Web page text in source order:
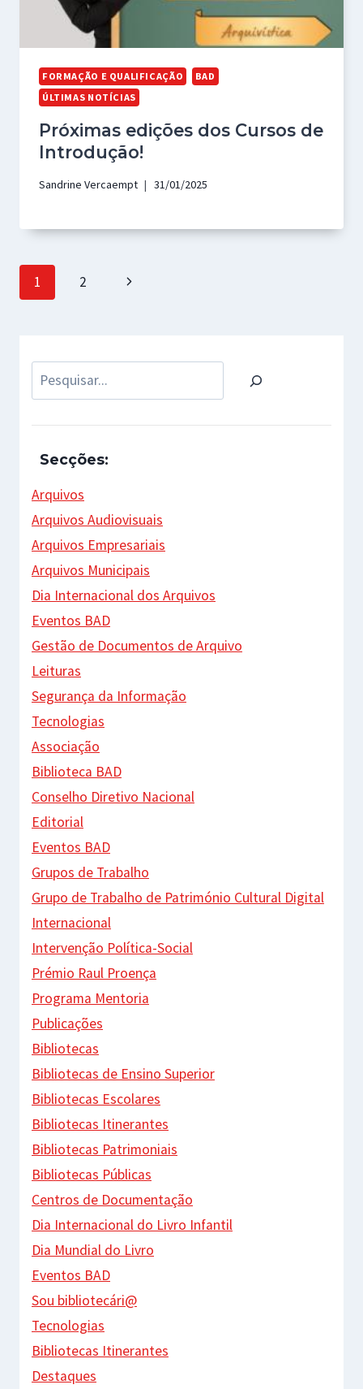
FORMAÇÃO E QUALIFICAÇÃO
BAD
ÚLTIMAS NOTÍCIAS
Próximas edições dos Cursos de
Introdução!
Sandrine Vercaempt 31/01/2025
Page
1 2
Next
Pesquisar
Secções:
Arquivos
Arquivos Audiovisuais
Arquivos Empresariais
Arquivos Municipais
Dia Internacional dos Arquivos
Eventos BAD
Gestão de Documentos de Arquivo
Leituras
Segurança da Informação
Tecnologias
Associação
Biblioteca BAD
Conselho Diretivo Nacional
Editorial
Eventos BAD
Grupos de Trabalho
Grupo de Trabalho de Património Cultural Digital
Internacional
Intervenção Política-Social
Prémio Raul Proença
Programa Mentoria
Publicações
Bibliotecas
Bibliotecas de Ensino Superior
Bibliotecas Escolares
Bibliotecas Itinerantes
Bibliotecas Patrimoniais
Bibliotecas Públicas
Centros de Documentação
Dia Internacional do Livro Infantil
Dia Mundial do Livro
Eventos BAD
Sou bibliotecári@
Tecnologias
Bibliotecas Itinerantes
Destaques